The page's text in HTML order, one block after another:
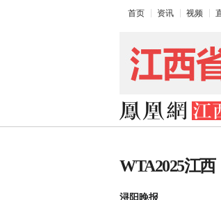
首页 资讯 视频
WTA2025江
浔阳晚报